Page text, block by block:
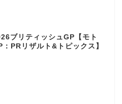
ブリティッシュGP【モト
：PRリザルト&トピックス】